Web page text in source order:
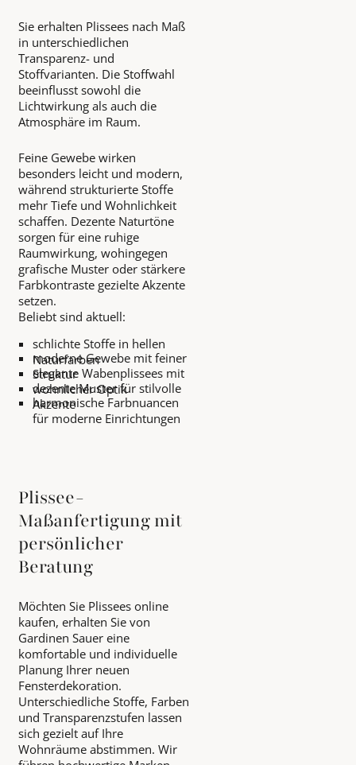
Sie erhalten Plissees nach Maß
in unterschiedlichen
Transparenz- und
Stoffvarianten. Die Stoffwahl
beeinflusst sowohl die
Lichtwirkung als auch die
Atmosphäre im Raum.
Feine Gewebe wirken
besonders leicht und modern,
während strukturierte Stoffe
mehr Tiefe und Wohnlichkeit
schaffen. Dezente Naturtöne
sorgen für eine ruhige
Raumwirkung, wohingegen
grafische Muster oder stärkere
Farbkontraste gezielte Akzente
setzen.
Beliebt sind aktuell:
schlichte Stoffe in hellen
Naturfarben
moderne Gewebe mit feiner
Struktur
elegante Wabenplissees mit
wohnlicher Optik
dezente Muster für stilvolle
Akzente
harmonische Farbnuancen
für moderne Einrichtungen
Plissee-
Maßanfertigung mit
persönlicher
Beratung
Möchten Sie Plissees online
kaufen, erhalten Sie von
Gardinen Sauer eine
komfortable und individuelle
Planung Ihrer neuen
Fensterdekoration.
Unterschiedliche Stoffe, Farben
und Transparenzstufen lassen
sich gezielt auf Ihre
Wohnräume abstimmen. Wir